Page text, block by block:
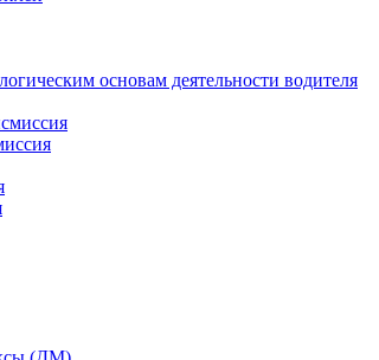
основам деятельности водителя